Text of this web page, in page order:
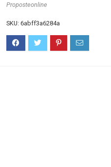
Proposteonline
SKU:6abff3a6284a